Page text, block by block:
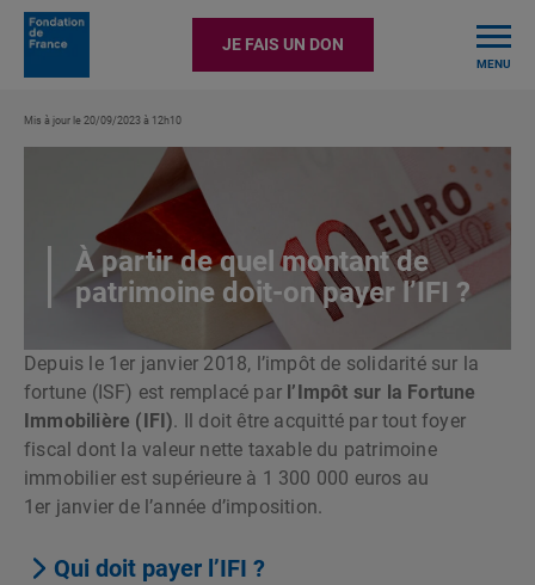
JE FAIS UN DON
MENU
Mis à jour le 20/09/2023 à 12h10
À partir de quel montant de
patrimoine doit-on payer l’IFI ?
Depuis le 1er janvier 2018, l’impôt de solidarité sur la
fortune (ISF) est remplacé par l’Impôt sur la Fortune
Immobilière (IFI). Il doit être acquitté par tout foyer
fiscal dont la valeur nette taxable du patrimoine
immobilier est supérieure à 1 300 000 euros au
1er janvier de l’année d’imposition.
Qui doit payer l’IFI ?